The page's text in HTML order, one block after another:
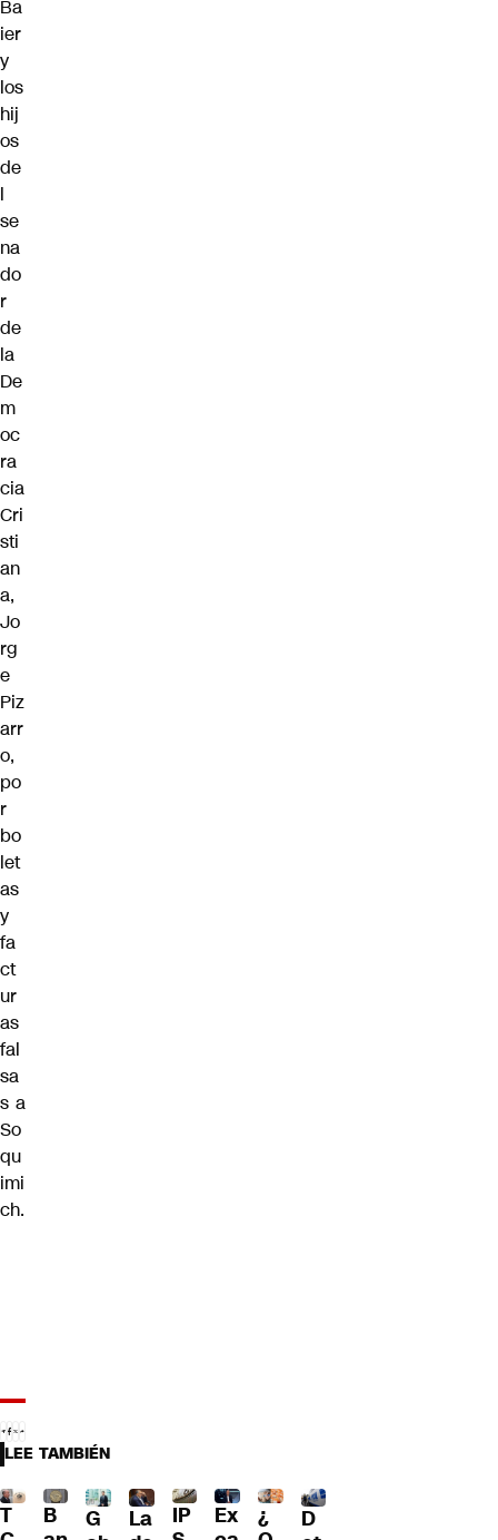
Ba
ier
y
los
hij
os
de
l
se
na
do
r
de
la
De
m
oc
ra
cia
Cri
sti
an
a,
Jo
rg
e
Piz
arr
o,
po
r
bo
let
as
y
fa
ct
ur
as
fal
sa
s a
So
qu
imi
ch.
LEE TAMBIÉN
T
B
G
La
IP
Ex
¿
D